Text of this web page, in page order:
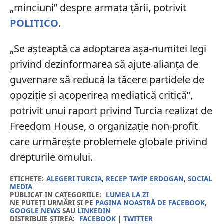
„minciuni” despre armata țării, potrivit
POLITICO.
„Se așteaptă ca adoptarea așa-numitei legi
privind dezinformarea să ajute alianța de
guvernare să reducă la tăcere partidele de
opoziție și acoperirea mediatică critică”,
potrivit unui raport privind Turcia realizat de
Freedom House, o organizație non-profit
care urmărește problemele globale privind
drepturile omului.
ETICHETE: ALEGERI TURCIA, RECEP TAYIP ERDOGAN, SOCIAL
MEDIA
PUBLICAT IN CATEGORIILE: LUMEA LA ZI
NE PUTEȚI URMĂRI ȘI PE PAGINA NOASTRĂ DE FACEBOOK,
GOOGLE NEWSSAU LINKEDIN
DISTRIBUIE ȘTIREA: FACEBOOK| TWITTER